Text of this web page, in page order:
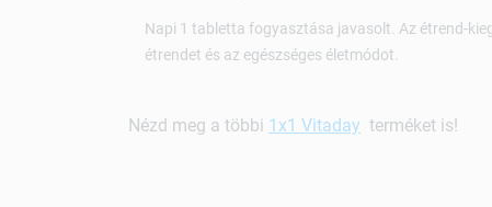
Napi 1 tabletta fogyasztása javasolt. Az étrend-
étrendet és az egészséges életmódot.
Nézd meg a többi 1x1 Vitaday terméket is!